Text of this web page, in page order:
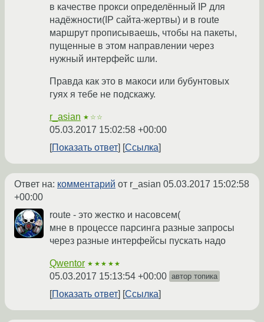
в качестве прокси определённый IP для
надёжности(IP сайта-жертвы) и в route
маршрут прописываешь, чтобы на пакеты,
пущенные в этом направлении через
нужный интерфейс шли.
Правда как это в макоси или бубунтовых
гуях я тебе не подскажу.
r_asian ★☆☆
05.03.2017 15:02:58 +00:00
Показать ответ
Ссылка
Ответ на: комментарий от r_asian 05.03.2017 15:02:58
+00:00
route - это жестко и насовсем(
мне в процессе парсинга разные запросы
через разные интерфейсы пускать надо
Qwentor ★★★★★
05.03.2017 15:13:54 +00:00 автор топика
Показать ответ Ссылка